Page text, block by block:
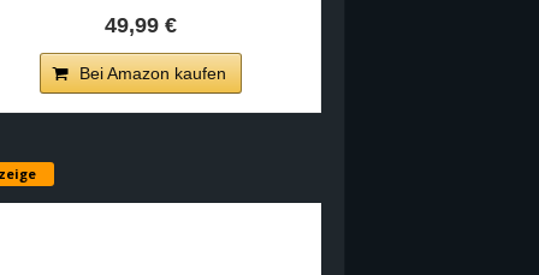
49,99 €
Bei Amazon kaufen